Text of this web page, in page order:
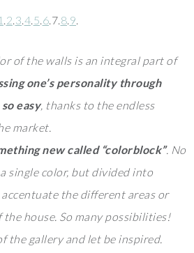
.2.3.4.5.6.7.8.9.
of the walls is an integral part of
one’s personality through
easy, thanks to the endless
market.
new called “colorblock”. No
single color, but divided into
the different areas or
house. So many possibilities!
the gallery and let be inspired.